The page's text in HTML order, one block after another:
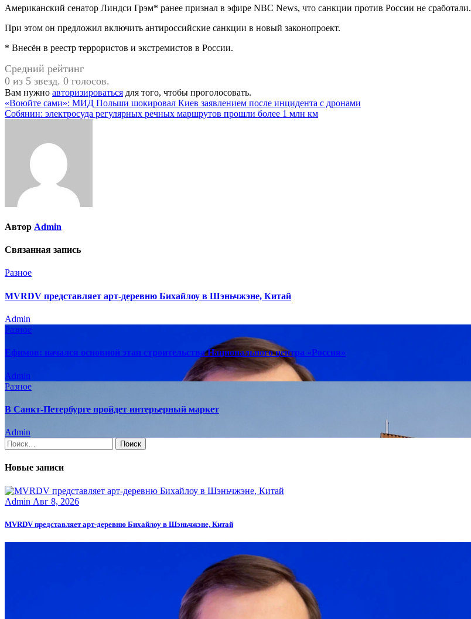
Американский сенатор Линдси Грэм* ранее признал в эфире NBC News, что санкции против России не сработали.
При этом он предложил включить антироссийские санкции в новый законопроект.
* Внесён в реестр террористов и экстремистов в России.
Средний рейтинг
0 из 5 звезд. 0 голосов.
Вам нужно авторизироваться для того, чтобы проголосовать.
Навигация
по
«Воюйте сами»: МИД Польши шокировал Киев заявлением после инцидента с дронами
Собянин: электросуда регулярных речных маршрутов прошли более 1 млн км
Автор Admin
Связанная запись
Разное
MVRDV представляет арт-деревню Бихайлоу в Шэньчжэне, Китай
Admin
Разное
Ефимов: начался основной этап строительства Национального центра «Россия»
Admin
Разное
В Санкт-Петербурге пройдет интерьерный маркет
Admin
Найти:
Новые записи
Admin Авг 8, 2026
MVRDV представляет арт-деревню Бихайлоу в Шэньчжэне, Китай